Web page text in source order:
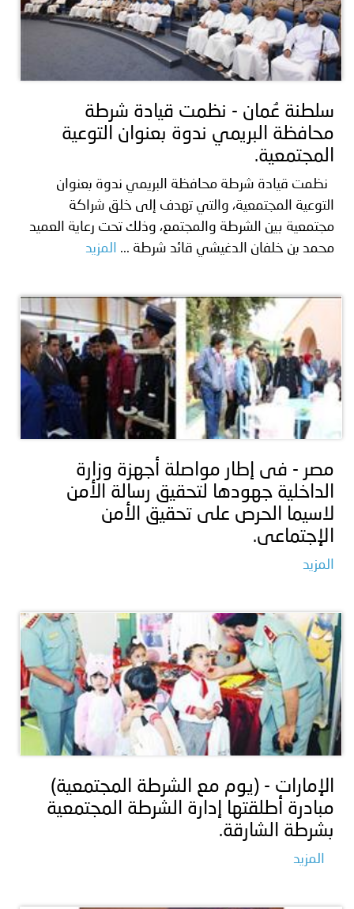
سلطنة عُمان - نظمت قيادة شرطة
محافظة البريمي ندوة بعنوان التوعية
المجتمعية.
نظمت قيادة شرطة محافظة البريمي ندوة بعنوان
التوعية المجتمعية، والتي تهدف إلى خلق شراكة
مجتمعية بين الشرطة والمجتمع، وذلك تحت رعاية العميد
محمد بن خلفان الدغيشي قائد شرطة ...
المزيد
مصر - فى إطار مواصلة أجهزة وزارة
الداخلية جهودها لتحقيق رسالة الأمن
لاسيما الحرص على تحقيق الأمن
الإجتماعى.
المزيد
الإمارات - (يوم مع الشرطة المجتمعية)
مبادرة أطلقتها إدارة الشرطة المجتمعية
بشرطة الشارقة.
المزيد